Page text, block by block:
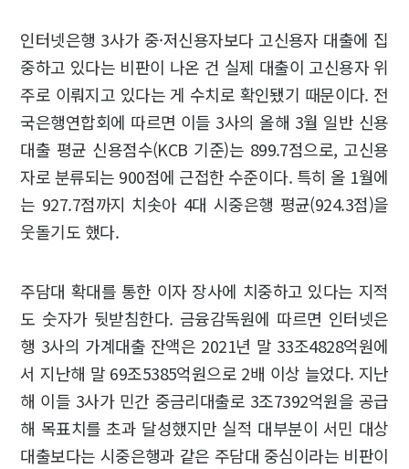
인터넷은행 3사가 중·저신용자보다 고신용자 대출에 집
중하고 있다는 비판이 나온 건 실제 대출이 고신용자 위
주로 이뤄지고 있다는 게 수치로 확인됐기 때문이다. 전
국은행연합회에 따르면 이들 3사의 올해 3월 일반 신용
대출 평균 신용점수(KCB 기준)는 899.7점으로, 고신용
자로 분류되는 900점에 근접한 수준이다. 특히 올 1월에
는 927.7점까지 치솟아 4대 시중은행 평균(924.3점)을
웃돌기도 했다.
주담대 확대를 통한 이자 장사에 치중하고 있다는 지적
도 숫자가 뒷받침한다. 금융감독원에 따르면 인터넷은
행 3사의 가계대출 잔액은 2021년 말 33조4828억원에
서 지난해 말 69조5385억원으로 2배 이상 늘었다. 지난
해 이들 3사가 민간 중금리대출로 3조7392억원을 공급
해 목표치를 초과 달성했지만 실적 대부분이 서민 대상
대출보다는 시중은행과 같은 주담대 중심이라는 비판이